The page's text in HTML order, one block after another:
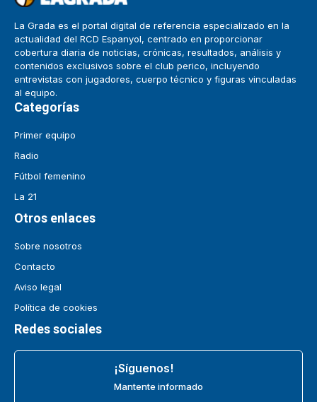
La Grada es el portal digital de referencia especializado en la
actualidad del RCD Espanyol, centrado en proporcionar
cobertura diaria de noticias, crónicas, resultados, análisis y
contenidos exclusivos sobre el club perico, incluyendo
entrevistas con jugadores, cuerpo técnico y figuras vinculadas
al equipo.
Categorías
Primer equipo
Radio
Fútbol femenino
La 21
Otros enlaces
Sobre nosotros
Contacto
Aviso legal
Política de cookies
Redes sociales
¡Síguenos!
Mantente informado